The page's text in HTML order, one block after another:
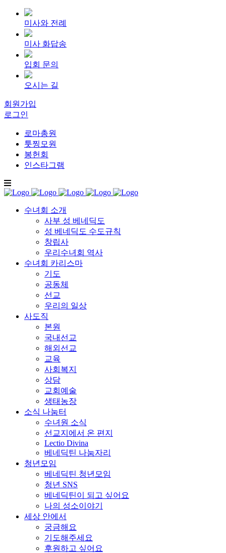
미사와 전례
미사 화답송
입회 문의
오시는 길
회원가입
로그인
로마총원
툿찡모원
봉헌회
인스타그램
수녀회 소개
사부 성 베네딕도
성 베네딕도 수도규칙
창립사
우리수녀회 역사
수녀회 카리스마
기도
공동체
선교
우리의 일상
사도직
본원
국내선교
해외선교
교육
사회복지
상담
교회예술
생태농장
소식 나눔터
수녀원 소식
선교지에서 온 편지
Lectio Divina
베네딕틴 나눔자리
청년모임
베네딕틴 청년모임
청년 SNS
베네딕틴이 되고 싶어요
나의 성소이야기
세상 안에서
궁금해요
기도해주세요
후원하고 싶어요